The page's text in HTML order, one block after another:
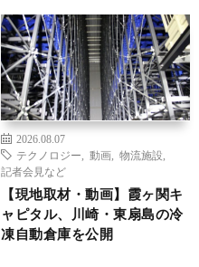
2026.08.07
テクノロジー
動画 物流施設
記者会見など
【現地取材・動画】霞ヶ関キ
ャピタル、川崎・東扇島の冷
凍自動倉庫を公開